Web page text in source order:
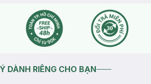
DÀNH RIÊNG CHO BẠN